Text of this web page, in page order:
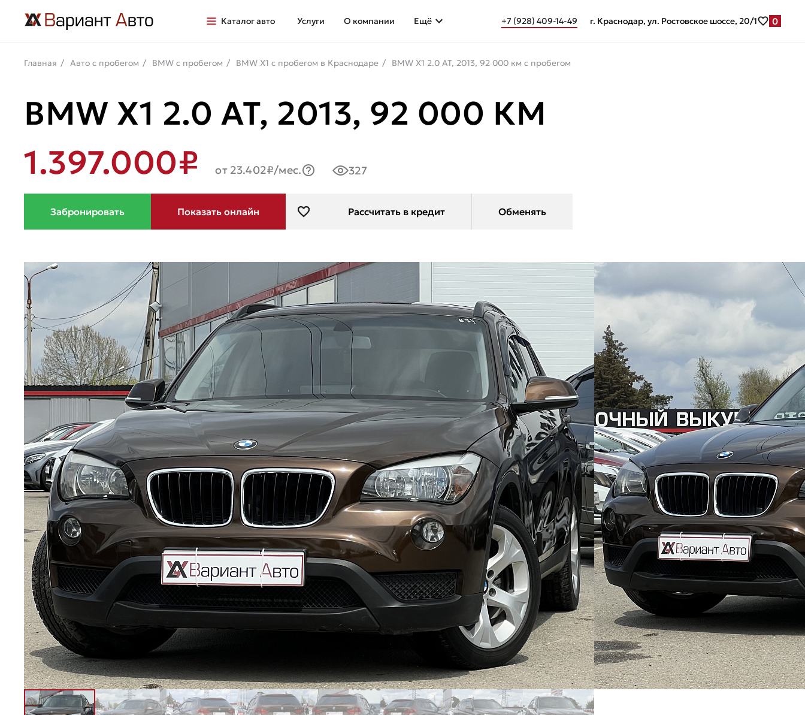
Каталог авто Услуги О компании Ещё +7 (928) 409-14-49 г. Краснодар, ул. Ростовское шоссе, 20/1 0
Главная Авто с пробегом BMW с пробегом BMW Х1 с пробегом в Краснодаре BMW X1 2.0 AT, 2013, 92 000 км с пробегом
BMW X1 2.0 AT, 2013, 92 000 КМ
1.397.000₽
от 23.402₽/мес. 327